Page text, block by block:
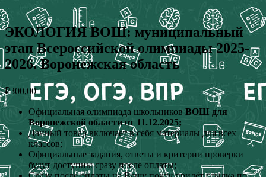
ЭКОЛОГИЯ ВОШ: муниципальный
этап Всероссийской олимпиады 2025-
2026. Воронежская область
₽300,00
Официальная олимпиада школьников ВОШ для
Воронежской области от 11.12.2025;
Данный товар включает в себя материалы для всех
классов;
Официальные задания, ответы и критерии проверки
будут доступны сразу после оплаты;